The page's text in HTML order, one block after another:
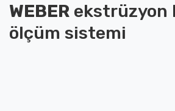
WEBER ekstrüzyon
ölçüm sistemi